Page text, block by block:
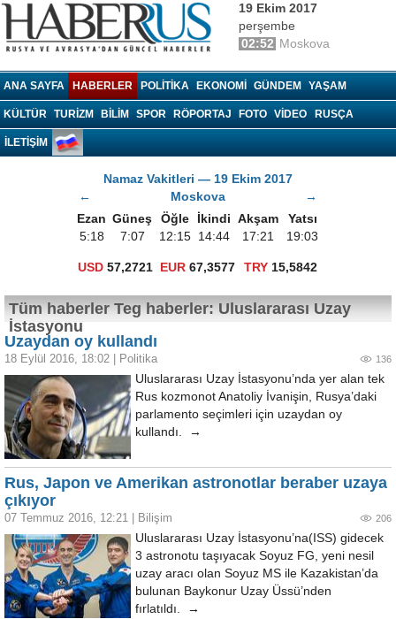
19 Ekim 2017
perşembe
02:52 Moskova
ANA SAYFA HABERLER POLITIKA EKONOMI GÜNDEM YAŞAM
KÜLTÜR TURIZM BILIM SPOR RÖPORTAJ FOTO VIDEO RUSÇA
İLETİŞİM
Namaz Vakitleri — 19 Ekim 2017
←
Moskova
→
Ezan Güneş Öğle İkindi Akşam
Yatsı
5:18
7:07 12:15 14:44 17:21 19:03
USD 57,2721 EUR 67,3577 TRY15,5842
Tüm haberler Teg haberler: Uluslararası Uzay
İstasyonu
Uzaydan oy kullandı
18 Eylül 2016, 18:02 Politika 136
Uluslararası Uzay İstasyonu’nda yer alan tek
Rus kozmonot Anatoliy İvanişin, Rusya’daki
parlamento seçimleri için uzaydan oy
kullandı. →
Rus, Japon ve Amerikan astronotlar beraber uzaya
çıkıyor
07 Temmuz 2016, 12:21 Bilişim 206
Uluslararası Uzay İstasyonu’na(ISS) gidecek
3 astronotu taşıyacak Soyuz FG, yeni nesil
uzay aracı olan Soyuz MS ile Kazakistan’da
bulunan Baykonur Uzay Üssü’nden
fırlatıldı. →